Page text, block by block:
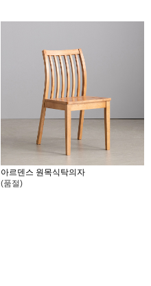
아르덴스 원목식탁의자
(품절)